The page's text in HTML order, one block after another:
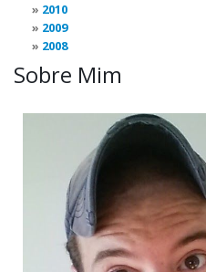
2010
2009
2008
Sobre Mim